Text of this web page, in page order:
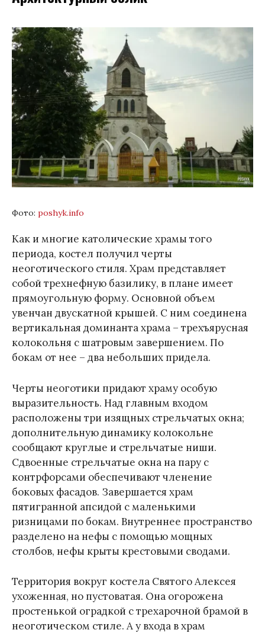
Фото: poshyk.infо
Как и многие католические храмы того
периода, костел получил черты
неоготического стиля. Храм представляет
собой трехнефную базилику, в плане имеет
прямоугольную форму. Основной объем
увенчан двускатной крышей. С ним соединена
вертикальная доминанта храма – трехъярусная
колокольня с шатровым завершением. По
бокам от нее – два небольших придела.
Черты неоготики придают храму особую
выразительность. Над главным входом
расположены три изящных стрельчатых окна;
дополнительную динамику колокольне
сообщают круглые и стрельчатые ниши.
Сдвоенные стрельчатые окна на пару с
контрфорсами обеспечивают членение
боковых фасадов. Завершается храм
пятигранной апсидой с маленькими
ризницами по бокам. Внутреннее пространство
разделено на нефы с помощью мощных
столбов, нефы крыты крестовыми сводами.
Территория вокруг костела Святого Алексея
ухоженная, но пустоватая. Она огорожена
простенькой оградкой с трехарочной брамой в
неоготическом стиле. А у входа в храм